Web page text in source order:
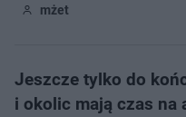
mżet
Jeszcze tylko do
i okolic mają czas na